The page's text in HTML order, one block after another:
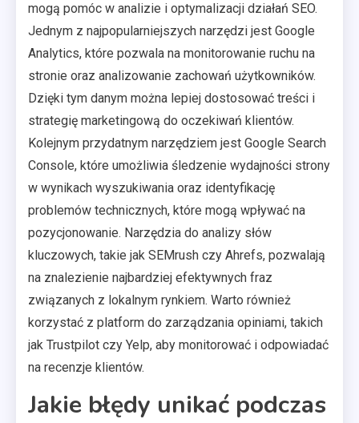
mogą pomóc w analizie i optymalizacji działań SEO.
Jednym z najpopularniejszych narzędzi jest Google
Analytics, które pozwala na monitorowanie ruchu na
stronie oraz analizowanie zachowań użytkowników.
Dzięki tym danym można lepiej dostosować treści i
strategię marketingową do oczekiwań klientów.
Kolejnym przydatnym narzędziem jest Google Search
Console, które umożliwia śledzenie wydajności strony
w wynikach wyszukiwania oraz identyfikację
problemów technicznych, które mogą wpływać na
pozycjonowanie. Narzędzia do analizy słów
kluczowych, takie jak SEMrush czy Ahrefs, pozwalają
na znalezienie najbardziej efektywnych fraz
związanych z lokalnym rynkiem. Warto również
korzystać z platform do zarządzania opiniami, takich
jak Trustpilot czy Yelp, aby monitorować i odpowiadać
na recenzje klientów.
Jakie błędy unikać podczas